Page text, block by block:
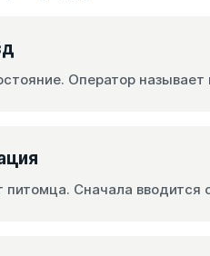
Оператор
питомца. Сначала